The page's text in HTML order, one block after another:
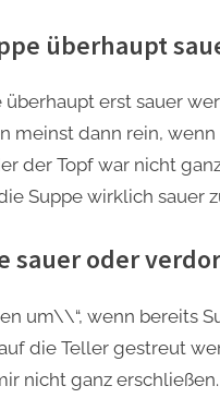
überhaupt
überhaupt erst sauer
meinst dann rein,
der Topf war nicht
Suppe wirklich sauer
sauer oder
um\\“, wenn bereits
die Teller gestreut
nicht ganz